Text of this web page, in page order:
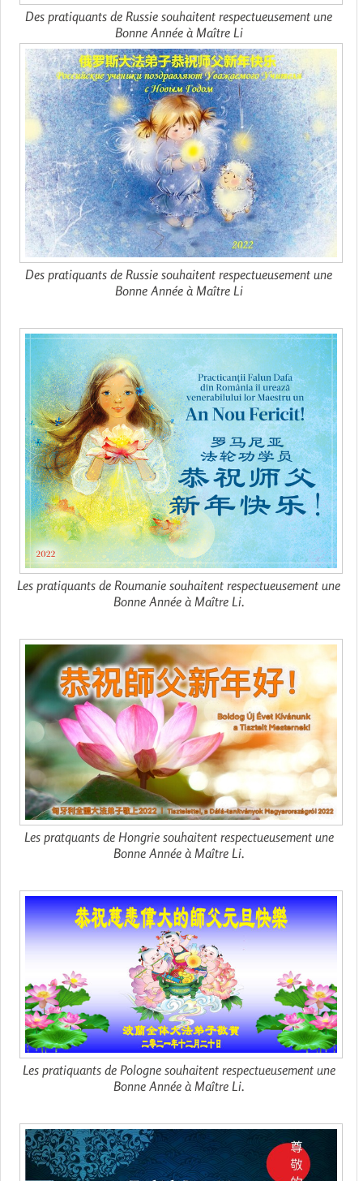
Des pratiquants de Russie souhaitent respectueusement une
Bonne Année à Maître Li
Des pratiquants de Russie souhaitent respectueusement une
Bonne Année à Maître Li
Les pratiquants de Roumanie souhaitent respectueusement une
Bonne Année à Maître Li.
Les pratquants de Hongrie souhaitent respectueusement une
Bonne Année à Maître Li.
Les pratiquants de Pologne souhaitent respectueusement une
Bonne Année à Maître Li.